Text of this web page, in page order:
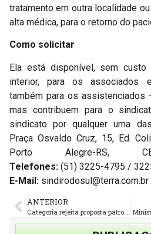
tratamento em outra localidade
alta médica, para o retorno do
Como solicitar
Ela está disponível, sem custo
interior, para os associados
também para os assistenciados
mas contribuem para o
sindicato por qualquer uma
Praça Osvaldo Cruz, 15, Ed.
Porto Alegre-RS,
Telefones: (51) 3225-4795 /
E-Mail: sindirodosul@terra.com.br
ANTERIOR